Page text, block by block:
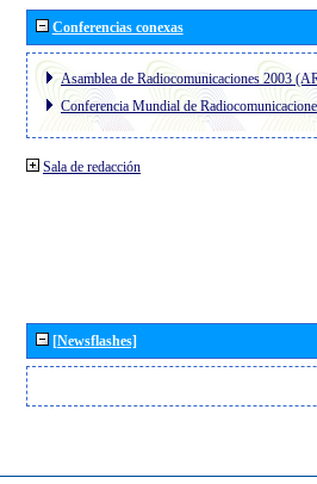
Conferencias conexas
Asamblea de Radiocomunicaciones 2003
Conferencia Mundial de
Sala de redacción
[Newsflashes]